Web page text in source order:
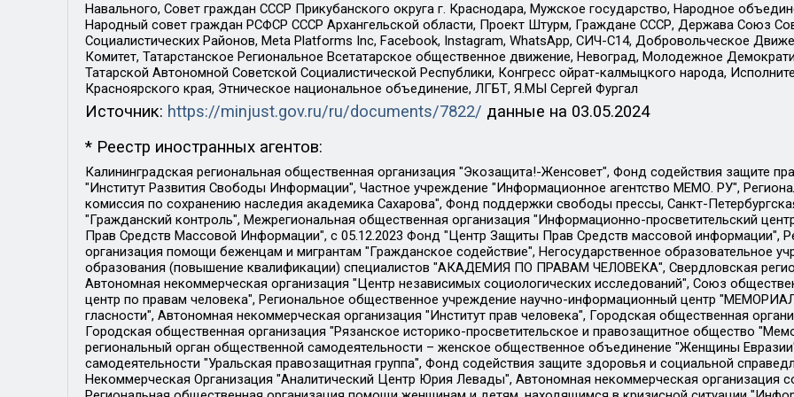
Навального, Совет граждан СССР Прикубанского округа г. Краснодара, Мужское государство, Народное
Народный совет граждан РСФСР СССР Архангельской области, Проект Штурм, Граждане СССР, Держава Союз
Социалистических Районов, Meta Platforms Inc, Facebook, Instagram, WhatsApp, СИЧ-С14, Добровольческое
Комитет, Татарстанское Региональное Всетатарское общественное движение, Невоград, Молодежное
Татарской Автономной Советской Социалистической Республики, Конгресс ойрат-калмыцкого народа,
Красноярского края, Этническое национальное объединение, ЛГБТ, Я.МЫ Сергей Фургал
Источник: https://minjust.gov.ru/ru/documents/7822/ данные на 03.05.2024
* Реестр иностранных агентов:
Калининградская региональная общественная организация "Экозащита!-Женсовет", Фонд содействия защите прав и свобод граждан "Общественный вердикт", Фонд "Институт Развития Свободы Информации", Частное учреждение "Информационное агентство МЕМО. РУ", Региональная общественная организация "Общественная комиссия по сохранению наследия академика Сахарова", Фонд поддержки свободы прессы, Санкт-Петербургская общественная правозащитная организация "Гражданский контроль", Межрегиональная общественная организация "Информационно-просветительский центр "Мемориал", Региональный Фонд "Центр Защиты Прав Средств Массовой Информации", с 05.12.2023 Фонд "Центр Защиты Прав Средств массовой информации", Региональная общественная благотворительная организация помощи беженцам и мигрантам "Гражданское содействие", Негосударственное образовательное учреждение дополнительного профессионального образования (повышение квалификации) специалистов "АКАДЕМИЯ ПО ПРАВАМ ЧЕЛОВЕКА", Свердловская региональная общественная организация "Сутяжник", Автономная некоммерческая организация "Центр независимых социологических исследований", Союз общественных объединений "Российский исследовательский центр по правам человека", Региональное общественное учреждение научно-информационный центр "МЕМОРИАЛ", Некоммерческая организация "Фонд защиты гласности", Автономная некоммерческая организация "Институт прав человека", Городская общественная организация "Екатеринбургское общество "МЕМОРИАЛ", Городская общественная организация "Рязанское историко-просветительское и правозащитное общество "Мемориал" (Рязанский Мемориал), Челябинский региональный орган общественной самодеятельности – женское общественное объединение "Женщины Евразии", Челябинский региональный орган общественной самодеятельности "Уральская правозащитная группа", Фонд содействия защите здоровья и социальной справедливости имени Андрея Рылькова, Автономная Некоммерческая Организация "Аналитический Центр Юрия Левады", Автономная некоммерческая организация социальной поддержки населения "Проект Апрель", Региональная общественная организация помощи женщинам и детям, находящимся в кризисной ситуации "Информационно-методический центр "Анна", Фонд содействия развитию массовых коммуникаций и правовому просвещению "Так-так-Так", Фонд содействия устойчивому развитию "Серебряная тайга", Свердловский региональный общественный фонд социальных проектов "Новое время", "Idel.Реалии", Кавказ.Реалии, Крым.Реалии, Телеканал Настоящее Время, Татаро-башкирская служба Радио Свобода (Azatliq Radiosi), Радио Свободная Европа/Радио Свобода (PCE/PC), "Сибирь.Реалии", "Фактограф", Благотворительный фонд помощи осужденным и их семьям, Автономная некоммерческая организация "Институт глобализации и социальных движений", Фонд "В защиту прав заключенных", Частное учреждение "Центр поддержки и содействия развитию средств массовой информации", Пензенский региональный общественный благотворительный фонд "Гражданский союз", "Север.Реалии", Некоммерческая организация Фонд "Правовая инициатива", Общество с ограниченной ответственностью "Радио Свободная Европа/Радио Свобода", Чешское информационное агентство "MEDIUM-ORIENT", Красноярская региональная общественная организация "Мы против СПИДа", Камалягин Денис Николаевич, Маркелов Сергей Евгеньевич, Пономарев Лев Александрович, Савицкая Людмила Алексеевна, Автономная некоммерческая организация "Центр по работе с проблемой насилия "НАСИЛИЮ.НЕТ", Межрегиональный профессиональный союз работников здравоохранения "Альянс врачей", Юридическое лицо, зарегистрированное в Латвийской Республике, SIA "Medusa Project" (регистрационный номер 40103797863, дата регистрации 10.06.2014), Некоммерческая организация "Фонд по борьбе с коррупцией", Автономная некоммерческая организация "Институт права и публичной политики", Баданин Роман Сергеевич, Гликин Максим Александрович, Железнова Мария Михайловна, Лукьянова Юлия Сергеевна, Маетная Елизавета Витальевна, Маняхин Петр Борисович, Чуракова Ольга Владимировна, Ярош Юлия Петровна, Юридическое лицо "The Insider SIA", зарегистрированное в Риге, Латвийская Республика (дата регистрации 26.06.2015), являющееся администратором доменного имени интернет-издания "The Insider SIA", https://theins.ru, Постернак Алексей Евгеньевич, Рубин Михаил Аркадьевич, Анин Роман Александрович, Юридическое лицо Istories fonds, зарегистрированное в Латвийской Республике (регистрационный номер 50008295751, дата регистрации 24.02.2020), Великовский Дмитрий Александрович, Долинина Ирина Николаевна, Мароховская Алеся Алексеевна, Шлейнов Роман Юрьевич, Шмагун Олеся Валентиновна, Общество с ограниченной ответственностью "Альтаир 2021", Общество с ограниченной ответственностью "Вега 2021", Общество с ограниченной ответственностью "Главный редактор 2021", Общество с ограниченной ответственностью "Ромашки монолит", Важенков Артем Валерьевич, Ивановская областная общественная организация "Центр гендерных исследований", Гурман Юрий Альбертович, Медиапроект "ОВД-Инфо", Егоров Владимир Владимирович, Жилинский Владимир Александрович, Общество с ограниченной ответственностью "ЗП", Иванова София Юрьевна, Карезина Инна Павловна, Кильтау Екатерина Викторовна, Петров Алексей Викторович, Пискунов Сергей Евгеньевич, Смирнов Сергей Сергеевич, Тихонов Михаил Сергеевич, Общество с ограниченной ответственностью "ЖУРНАЛИСТ-ИНОСТРАННЫЙ АГЕНТ", Арапова Галина Юрьевна, Вольтская Татьяна Анатольевна, Американская компания "Mason G.E.S. Anonymous Foundation" (США), являющаяся владельцем интернет-издания https://mnews.world/, Компания "Stichting Bellingcat", зарегистрированная в Нидерландах (дата регистрации 11.07.2018), Захаров Андрей Вячеславович, Клепиковская Екатерина Дмитриевна, Общество с ограниченной ответственностью "МЕМО", Перл Роман Александрович, Симонов Евгений Алексеевич, Соловьева Елена Анатольевна, Сотников Даниил Владимирович, Сурначева Елизавета Дмитриевна, Автономная некоммерческая организация по защите прав человека и информированию населения "Якутия – Наше Мнение", Общество с ограниченной ответственностью "Москоу диджитал медиа", с 26.01.2023 Общество с ограниченной ответственностью "Чайка Белые сады", Ветошкина Валерия Валерьевна, Заговора Максим Александрович, Межрегиональное общественное движение "Российская ЛГБТ - сеть", Оленичев Максим Владимирович, Павлов Иван Юрьевич, Скворцова Елена Сергеевна, Общество с ограниченной ответственностью "Как бы инагент", Кочетков Игорь Викторович, Общество с ограниченной ответственностью "Честные выборы", Еланчик Олег Александрович, Общество с ограниченной ответственностью "Нобелевский призыв", Гималова Регина Эмилевна, Григорьев Андрей Валерьевич, Григорьева Алина Александровна, Ассоциация по содействию защите прав призывников, альтернативнослужащих и военнослужащих "Правозащитная группа